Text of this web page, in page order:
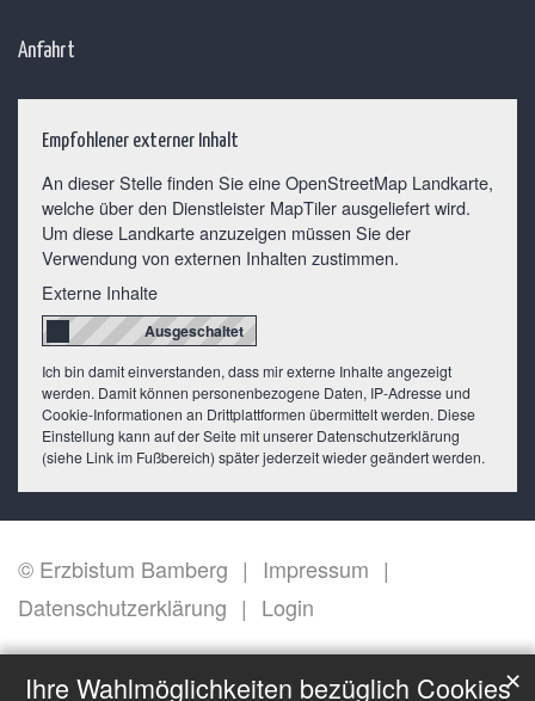
Ihre Wahlmöglichkeiten bezüglich Cookies✕
Anfahrt
Empfohlener externer Inhalt
An dieser Stelle finden Sie eine OpenStreetMap Landkarte,
welche über den Dienstleister MapTiler ausgeliefert wird.
Um diese Landkarte anzuzeigen müssen Sie der
Verwendung von externen Inhalten zustimmen.
Externe Inhalte
Ich bin damit einverstanden, dass mir externe Inhalte angezeigt
werden. Damit können personenbezogene Daten, IP-Adresse und
Cookie-Informationen an Drittplattformen übermittelt werden. Diese
Einstellung kann auf der Seite mit unserer Datenschutzerklärung
(siehe Link im Fußbereich) später jederzeit wieder geändert werden.
© Erzbistum Bamberg
Impressum
Datenschutzerklärung
Login